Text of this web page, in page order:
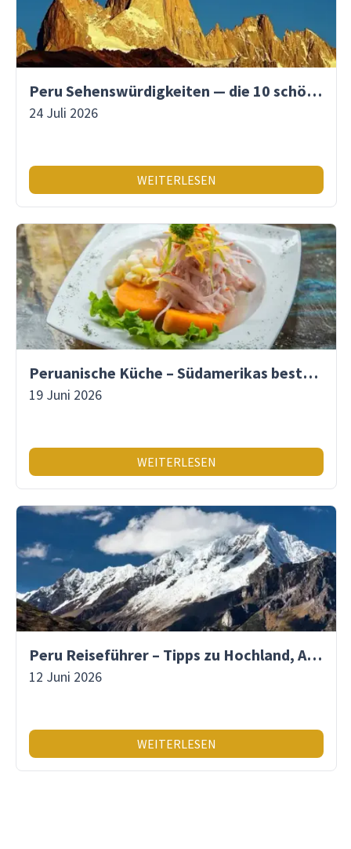
Peru Sehenswürdigkeiten — die 10 schönsten Orte
24 Juli 2026
WEITERLESEN
Peruanische Küche – Südamerikas beste Gastronomie
19 Juni 2026
WEITERLESEN
Peru Reiseführer – Tipps zu Hochland, Amazonas & Inka-Erbe
12 Juni 2026
WEITERLESEN